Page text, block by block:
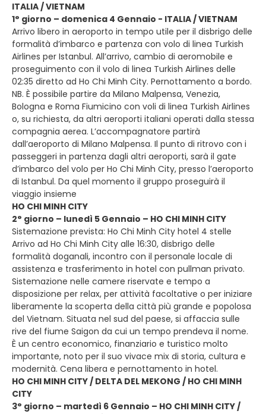
ITALIA / VIETNAM
1° giorno – domenica 4 Gennaio - ITALIA / VIETNAM
Arrivo libero in aeroporto in tempo utile per il disbrigo delle
formalità d’imbarco e partenza con volo di linea Turkish
Airlines per Istanbul. All’arrivo, cambio di aeromobile e
proseguimento con il volo di linea Turkish Airlines delle
02:35 diretto ad Ho Chi Minh City. Pernottamento a bordo.
NB. È possibile partire da Milano Malpensa, Venezia,
Bologna e Roma Fiumicino con voli di linea Turkish Airlines
o, su richiesta, da altri aeroporti italiani operati dalla stessa
compagnia aerea. L’accompagnatore partirà
dall’aeroporto di Milano Malpensa. Il punto di ritrovo con i
passeggeri in partenza dagli altri aeroporti, sarà il gate
d’imbarco del volo per Ho Chi Minh City, presso l’aeroporto
di Istanbul. Da quel momento il gruppo proseguirà il
viaggio insieme
HO CHI MINH CITY
2° giorno – lunedì 5 Gennaio – HO CHI MINH CITY
Sistemazione prevista: Ho Chi Minh City hotel 4 stelle
Arrivo ad Ho Chi Minh City alle 16:30, disbrigo delle
formalità doganali, incontro con il personale locale di
assistenza e trasferimento in hotel con pullman privato.
Sistemazione nelle camere riservate e tempo a
disposizione per relax, per attività facoltative o per iniziare
liberamente la scoperta della città più grande e popolosa
del Vietnam. Situata nel sud del paese, si affaccia sulle
rive del fiume Saigon da cui un tempo prendeva il nome.
È un centro economico, finanziario e turistico molto
importante, noto per il suo vivace mix di storia, cultura e
modernità. Cena libera e pernottamento in hotel.
HO CHI MINH CITY / DELTA DEL MEKONG / HO CHI MINH
CITY
3° giorno – martedì 6 Gennaio – HO CHI MINH CITY /